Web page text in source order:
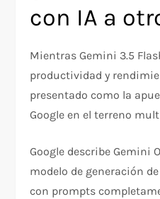
con IA a
Mientras Gemini 3.5
productividad y
presentado como la
Google en el terreno
Google describe Gemini
modelo de generación
con prompts